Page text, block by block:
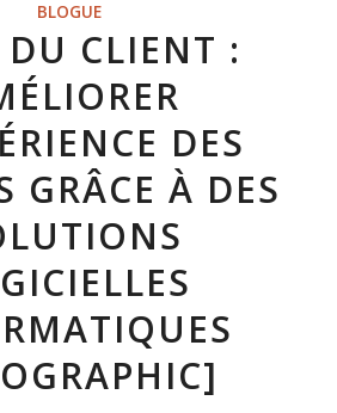
BLOGUE
DU CLIENT :
DES
GRÂCE À DES